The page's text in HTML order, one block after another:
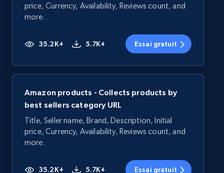
price, Currency, Availability, Reviews count, and
more.
35.2K+ 5.7K+ Essai gratuit
Amazon products - Collects products by
best sellers category URL
Title, Seller name, Brand, Description, Initial
price, Currency, Availability, Reviews count, and
more.
35.2K+ 5.7K+ Essai gratuit